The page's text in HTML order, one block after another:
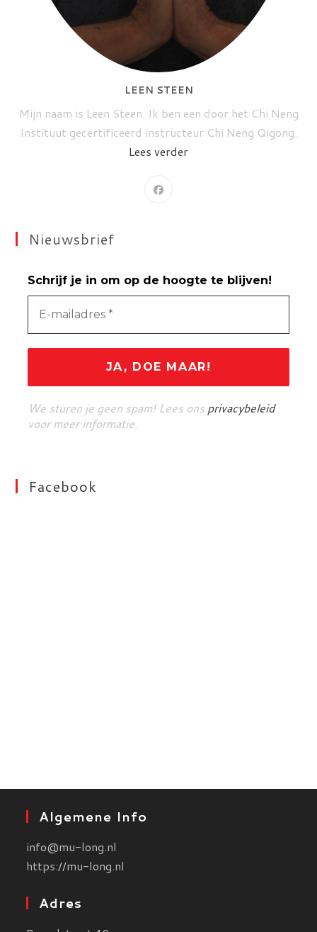
LEEN STEEN
Mijn naam is Leen Steen. Ik ben een door het Chi Neng
Instituut gecertificeerd instructeur Chi Neng Qigong.
Lees verder
Nieuwsbrief
Schrijf je in om op de hoogte te blijven!
We sturen je geen spam! Lees ons privacybeleid
voor meer informatie.
Facebook
Algemene Info
info@mu-long.nl
https://mu-long.nl
Adres